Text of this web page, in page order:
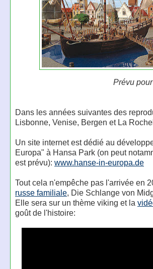
Prévu
Dans les années suivantes des
Lisbonne, Venise, Bergen et La
Un site internet est dédié au
Europa" à Hansa Park (on peut
est prévu): www.hanse-in-europa.de
Tout cela n'empêche pas l'arrivée en
russe familiale, Die Schlange von
Elle sera sur un thème viking et la
goût de l'histoire: